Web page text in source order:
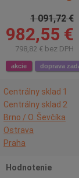
1 091,72 €
982,55 €
798,82 € bez DPH
akcie doprava
Centrálny sklad 1
Centrálny sklad 2
Brno / O. Ševčíka
Ostrava
Praha
Hodnotenie